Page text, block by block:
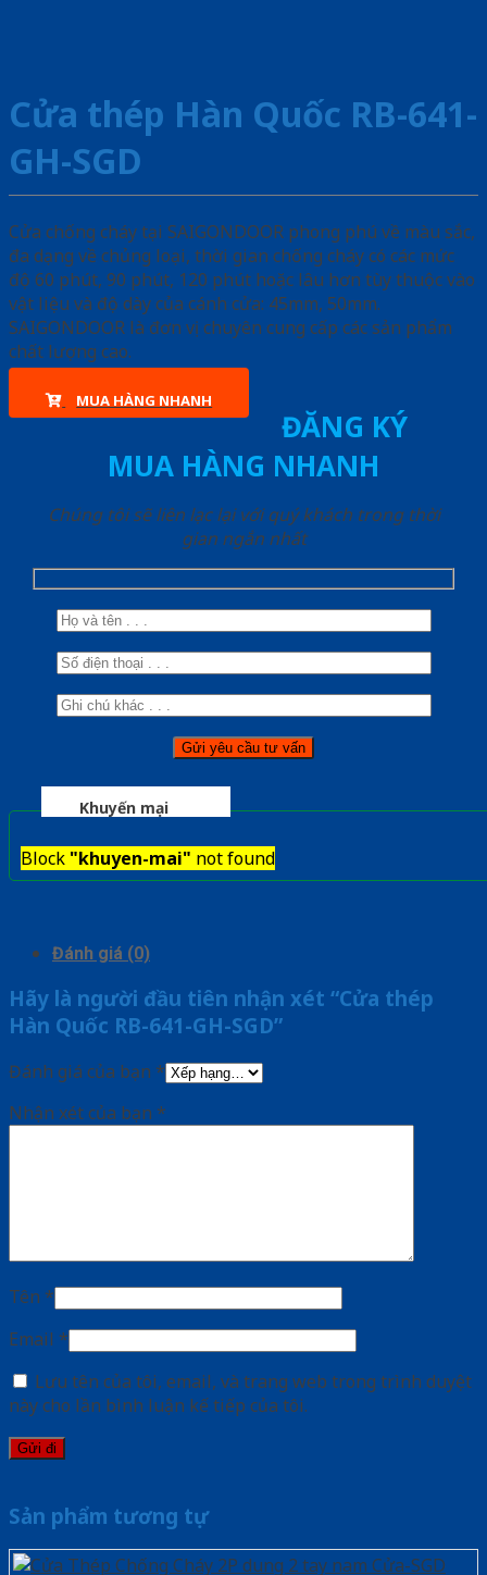
Cửa thép Hàn Quốc RB-641-
GH-SGD
Cửa chống cháy tại SAIGONDOOR phong phú về màu sắc,
đa dạng về chủng loại, thời gian chống cháy có các mức
độ 60 phút, 90 phút, 120 phút hoặc lâu hơn tùy thuộc vào
vật liệu và độ dày của cánh cửa: 45mm, 50mm.
SAIGONDOOR là đơn vị chuyên cung cấp các sản phẩm
chất lượng cao.
MUA HÀNG NHANH
ĐĂNG KÝ
MUA HÀNG NHANH
Chúng tôi sẽ liên lạc lại với quý khách trong thời
gian ngắn nhất
Khuyến mại
Block "khuyen-mai" not found
Đánh giá (0)
Hãy là người đầu tiên nhận xét “Cửa thép
Hàn Quốc RB-641-GH-SGD”
Đánh giá của bạn *
Nhận xét của bạn *
Tên *
Email *
Lưu tên của tôi, email, và trang web trong trình duyệt
này cho lần bình luận kế tiếp của tôi.
Sản phẩm tương tự